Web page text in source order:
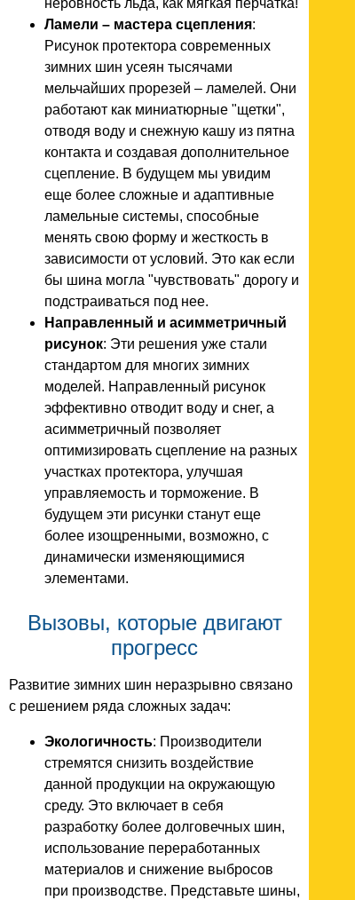
Ламели – мастера сцепления:
Рисунок протектора современных
зимних шин усеян тысячами
мельчайших прорезей – ламелей. Они
работают как миниатюрные "щетки",
отводя воду и снежную кашу из пятна
контакта и создавая дополнительное
сцепление. В будущем мы увидим
еще более сложные и адаптивные
ламельные системы, способные
менять свою форму и жесткость в
зависимости от условий. Это как если
бы шина могла "чувствовать" дорогу и
подстраиваться под нее.
Направленный и асимметричный
рисунок: Эти решения уже стали
стандартом для многих зимних
моделей. Направленный рисунок
эффективно отводит воду и снег, а
асимметричный позволяет
оптимизировать сцепление на разных
участках протектора, улучшая
управляемость и торможение. В
будущем эти рисунки станут еще
более изощренными, возможно, с
динамически изменяющимися
элементами.
Вызовы, которые двигают
прогресс
Развитие зимних шин неразрывно связано
с решением ряда сложных задач:
Экологичность: Производители
стремятся снизить воздействие
данной продукции на окружающую
среду. Это включает в себя
разработку более долговечных шин,
использование переработанных
материалов и снижение выбросов
при производстве. Представьте шины,